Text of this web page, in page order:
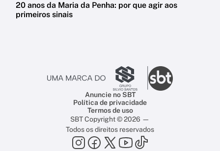
20 anos da Maria da Penha: por que agir aos
primeiros sinais
Anuncie no SBT
Política de privacidade
Termos de uso
SBT Copyright © 2026 —
Todos os direitos reservados